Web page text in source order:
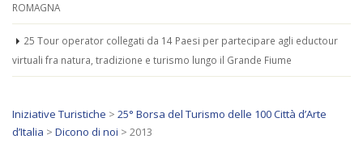
ROMAGNA
25 Tour operator collegati da 14 Paesi per partecipare agli eductour
virtuali fra natura, tradizione e turismo lungo il Grande Fiume
Iniziative Turistiche > 25° Borsa del Turismo delle 100 Città d’Arte
d’Italia > Dicono di noi > 2013